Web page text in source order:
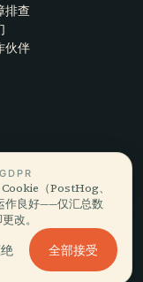
排查
伙伴
云端
ZH · HI · RU · CS · AR
（PostHog、
作良好——仅汇总数
改。
全部接受